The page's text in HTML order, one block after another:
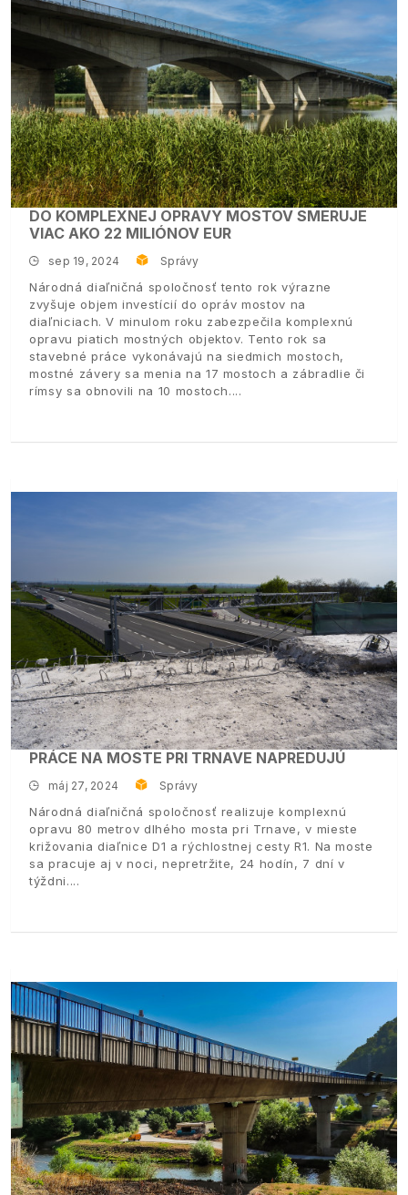
DO KOMPLEXNEJ OPRAVY MOSTOV SMERUJE
VIAC AKO 22 MILIÓNOV EUR
sep 19, 2024 Správy
Národná diaľničná spoločnosť tento rok výrazne
zvyšuje objem investícií do opráv mostov na
diaľniciach. V minulom roku zabezpečila komplexnú
opravu piatich mostných objektov. Tento rok sa
stavebné práce vykonávajú na siedmich mostoch,
mostné závery sa menia na 17 mostoch a zábradlie či
rímsy sa obnovili na 10 mostoch.
PRÁCE NA MOSTE PRI TRNAVE NAPREDUJÚ
máj 27, 2024 Správy
Národná diaľničná spoločnosť realizuje komplexnú
opravu 80 metrov dlhého mosta pri Trnave, v mieste
križovania diaľnice D1 a rýchlostnej cesty R1. Na moste
sa pracuje aj v noci, nepretržite, 24 hodín, 7 dní v
týždni.